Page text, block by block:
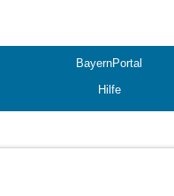
BayernPortal
Hilfe